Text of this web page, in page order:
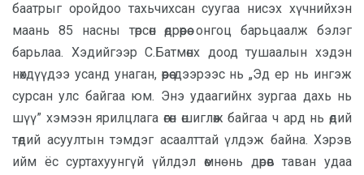
баатрыг оройдоо тахьчихсан суугаа нисэх хүчнийхэн
маань 85 насны төрсөн өдрөөрөө онгоц барьцаалж бэлэг
барьлаа. Хэдийгээр С.Батмөнх доод тушаалын хэдэн
нөхдүүдээ усанд унаган, өөрөө дээрээс нь „Эд ер нь ингэж
сурсан улс байгаа юм. Энэ удаагийнх зургаа дахь нь
шүү” хэмээн ярилцлага өгөн өшиглөж байгаа ч ард нь өдий
төдий асуултын тэмдэг асаалттай үлдэж байна. Хэрэв
ийм ёс суртахуунгүй үйлдэл өмнө нь дөрөв таван удаа